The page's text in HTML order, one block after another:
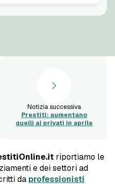
Notizia successiva
Prestiti: aumentano
quelli ai privati in aprile
riportiamo le
e dei settori ad
da professionisti